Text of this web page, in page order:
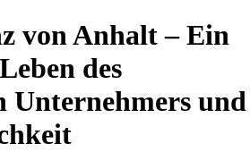
von Anhalt – Ein
des
Unternehmers und